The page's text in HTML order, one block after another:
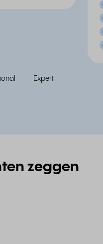
Expert
zeggen